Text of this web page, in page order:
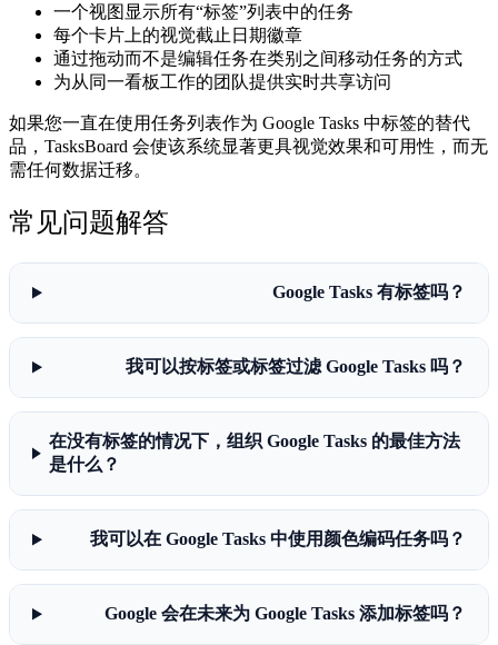
一个视图显示所有“标签”列表中的任务
每个卡片上的视觉截止日期徽章
通过拖动而不是编辑任务在类别之间移动任务的方式
为从同一看板工作的团队提供实时共享访问
如果您一直在使用任务列表作为 Google Tasks 中标签的替代
品，TasksBoard 会使该系统显著更具视觉效果和可用性，而无
需任何数据迁移。
常见问题解答
Google Tasks 有标签吗？
我可以按标签或标签过滤 Google Tasks 吗？
在没有标签的情况下，组织 Google Tasks 的最佳方法
是什么？
我可以在 Google Tasks 中使用颜色编码任务吗？
Google 会在未来为 Google Tasks 添加标签吗？